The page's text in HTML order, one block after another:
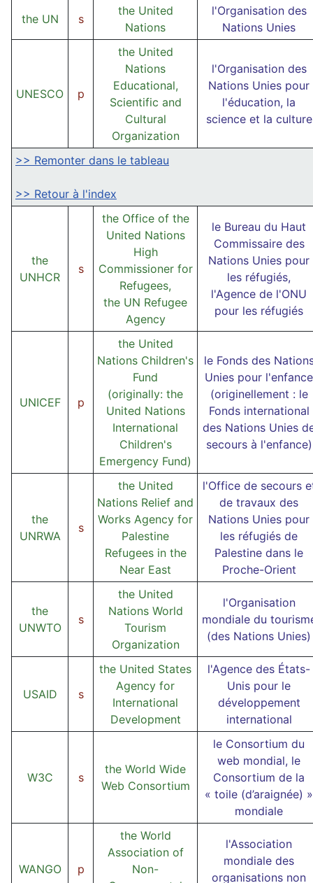
the UN s
the United
Nations
l'Organisation des
Nations Unies
UNESCO p
the United
Nations
Educational,
Scientific and
Cultural
Organization
l'Organisation des
Nations Unies pour
l'éducation, la
science et la culture
>> Remonter dans le tableau
>> Retour à l'index
the
UNHCR
s
the Office of the
United Nations
High
Commissioner for
Refugees,
the UN Refugee
Agency
le Bureau du Haut
Commissaire des
Nations Unies pour
les réfugiés,
l'Agence de l'ONU
pour les réfugiés
UNICEF p
the United
Nations Children's
Fund
(originally: the
United Nations
International
Children's
Emergency Fund)
le Fonds des
Unies pour l'enfance
(originellement : le
Fonds international
des Nations Unies
secours à l'enfance)
the
UNRWA
s
the United
Nations Relief and
Works Agency for
Palestine
Refugees in the
Near East
l'Office de secours
de travaux des
Nations Unies pour
les réfugiés de
Palestine dans le
Proche-Orient
the
UNWTO
s
the United
Nations World
Tourism
Organization
l'Organisation
mondiale du
(des Nations Unies)
USAID s
the United States
Agency for
International
Development
l'Agence des États-
Unis pour le
développement
international
W3C s
the World Wide
Web Consortium
le Consortium du
web mondial, le
Consortium de la
« toile (d’araignée) »
mondiale
WANGO p
the World
Association of
Non-
l'Association
mondiale des
organisations non